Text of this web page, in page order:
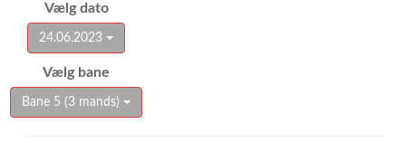
Vælg dato
24.06.2023
Vælg bane
Bane 5 (3 mands)